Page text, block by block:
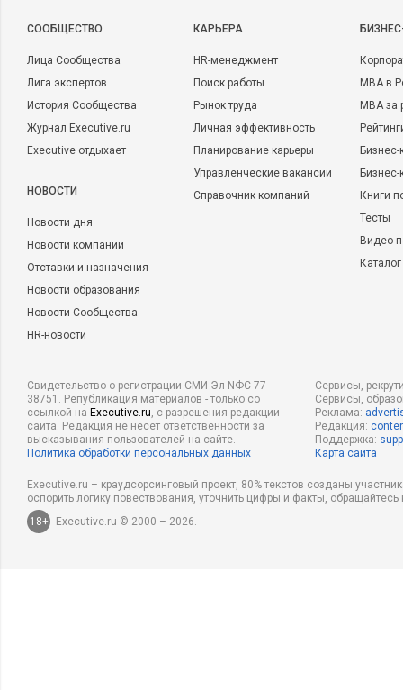
CООБЩЕСТВО
Лица Сообщества
Лига экспертов
История Сообщества
Журнал Executive.ru
Executive отдыхает
НОВОСТИ
Новости дня
Новости компаний
Отставки и назначения
Новости образования
Новости Сообщества
HR-новости
КАРЬЕРА
HR-менеджмент
Поиск работы
Рынок труда
Личная эффективность
Планирование карьеры
Управленческие вакансии
Справочник компаний
MBA в
MBA
Бизнес-
Книги
Тесты
Видео
Свидетельство о регистрации СМИ Эл NФС 77-
38751. Републикация материалов - только со
ссылкой на Executive.ru, с разрешения редакции
сайта. Редакция не несет ответственности за
высказывания пользователей на сайте.
Политика обработки персональных данных
Сервисы,
Сервисы,
Реклама:
Редакция:
Поддержка:
Карта сайта
Executive.ru – краудсорсинговый проект, 80% текстов созданы
оспорить логику повествования, уточнить цифры и факты,
18+
Executive.ru © 2000 – 2026.